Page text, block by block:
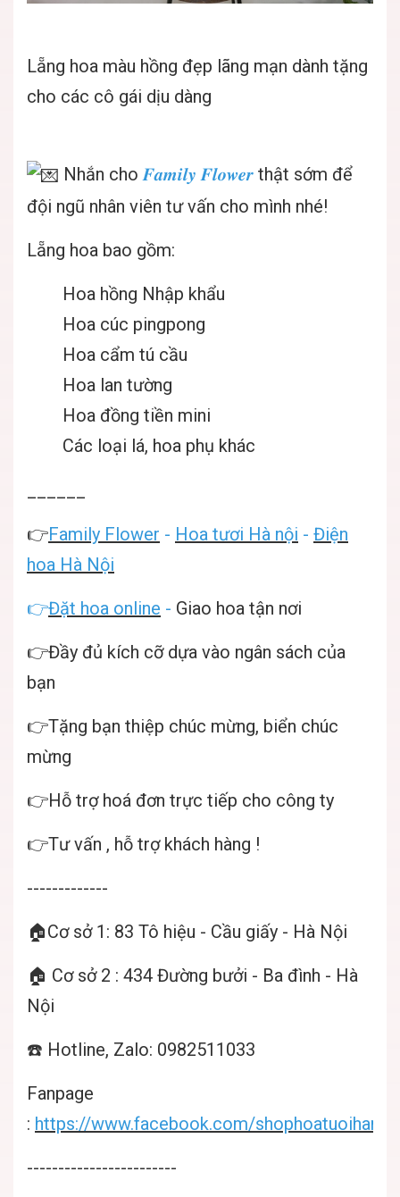
Lẵng hoa màu hồng đẹp lãng mạn dành tặng
cho các cô gái dịu dàng
Nhắn cho𝑭𝒂𝒎𝒊𝒍𝒚 𝑭𝒍𝒐𝒘𝒆𝒓 thật sớm để
đội ngũ nhân viên tư vấn cho mình nhé!
Lẵng hoa bao gồm:
Hoa hồng Nhập khẩu
Hoa cúc pingpong
Hoa cẩm tú cầu
Hoa lan tường
Hoa đồng tiền mini
Các loại lá, hoa phụ khác
👉Family Flower - Hoa tươi Hà nội - Điện
hoa Hà Nội
👉Đặt hoa online - Giao hoa tận nơi
👉Đầy đủ kích cỡ dựa vào ngân sách của
bạn
👉Tặng bạn thiệp chúc mừng, biển chúc
mừng
👉Hỗ trợ hoá đơn trực tiếp cho công ty
👉Tư vấn , hỗ trợ khách hàng !
-------------
🏠Cơ sở 1: 83 Tô hiệu - Cầu giấy - Hà Nội
🏠 Cơ sở 2 : 434 Đường bưởi - Ba đình - Hà
Nội
☎️ Hotline, Zalo: 0982511033
Fanpage
: https://www.facebook.com/
------------------------